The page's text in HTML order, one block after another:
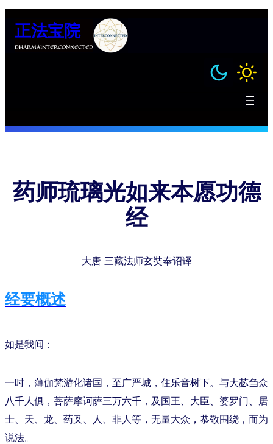
正法宝院
DHARMAINTERCONNECTED
药师琉璃光如来本愿功德
经
大唐 三藏法师玄奘奉诏译
经要概述
如是我闻：
一时，薄伽梵游化诸国，至广严城，住乐音树下。与大苾刍众
八千人俱，菩萨摩诃萨三万六千，及国王、大臣、婆罗门、居
士、天、龙、药叉、人、非人等，无量大众，恭敬围绕，而为
说法。